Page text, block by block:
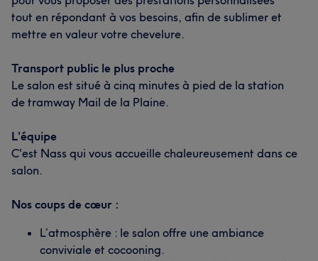
tout en répondant à vos besoins, afin de sublimer et
mettre en valeur votre chevelure.
Transport public le plus proche
Le salon est situé à cinq minutes à pied de la station
de tramway Mail de la Plaine.
L’équipe
C'est Nass qui vous accueille chaleureusement dans ce
salon.
Nos coups de cœur :
L’atmosphère : le salon offre une ambiance
conviviale et cocooning.